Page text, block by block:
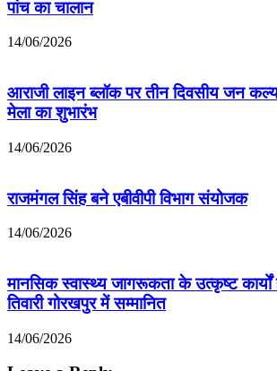
सम्मानित
आरोप,
भवन
G+2
की
जगह
का
अवैध
पांच का चालान
14/06/2026
आराजी लाइन ब्लॉक पर तीन दिवसीय जन
मेला का शुभारंभ
14/06/2026
राजमंगल सिंह बने एबीवीपी विभाग संयोजक
14/06/2026
मानसिक स्वास्थ्य जागरूकता के उत्कृष्ट
तिवारी गोरखपुर में सम्मानित
14/06/2026